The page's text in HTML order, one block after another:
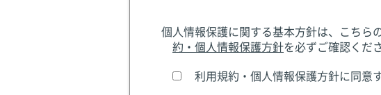
個人情報保護に関する基本方針は、こちら
約・個人情報保護方針を必ずご確認くだ
利用規約・個人情報保護方針に同意